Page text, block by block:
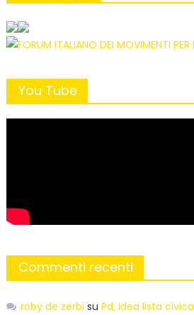
You Tube
Commenti recenti
roby de zerbi su Pd, idea lista civica